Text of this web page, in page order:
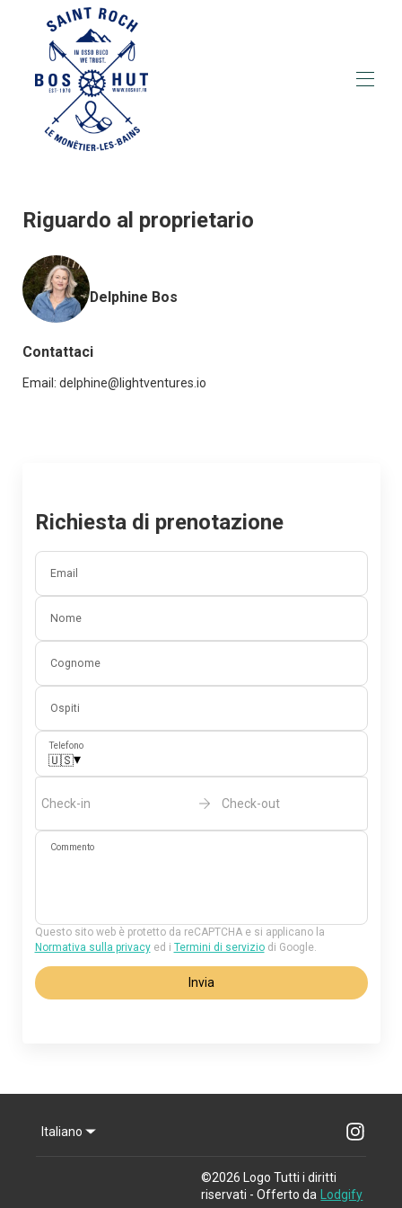
Galleria
Riguardo al proprietario
Delphine Bos
Contattaci
Email: delphine@lightventures.io
Richiesta di prenotazione
Email
Nome
Cognome
Ospiti
Telefono
🇺🇸▾
Check-in Check-out
Commento
Questo sito web è protetto da reCAPTCHA e si applicano la
Normativa sulla privacyed i Termini di serviziodi Google.
Invia
Italiano
©2026 Logo Tutti i diritti
riservati - Offerto da Lodgify